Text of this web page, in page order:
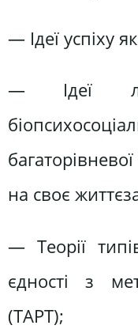
— Ідеї успіху
— Ідеї
на своє
— Теорії
єдності з
(ТАРТ);